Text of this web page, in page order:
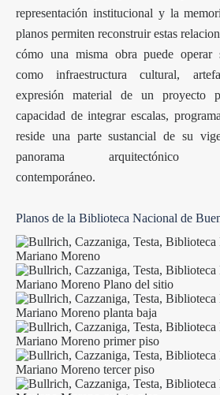
representación institucional y la
planos permiten reconstruir estas
cómo una misma obra puede operar
como infraestructura cultural,
expresión material de un proyecto
capacidad de integrar escalas,
reside una parte sustancial de su
panorama arquitectónico
contemporáneo.
Planos de la Biblioteca Nacional de